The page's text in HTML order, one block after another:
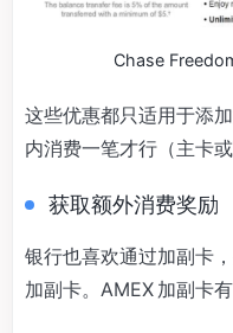
Chase
这些优惠都只适用于添
内消费一笔才行（主卡或
获取额外消费奖励
银行也喜欢通过加副卡
加副卡。AMEX 加副卡